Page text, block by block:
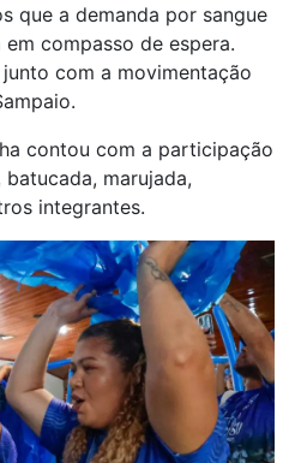
que a demanda por sangue
compasso de espera.
com a movimentação
contou com a participação
marujada,
integrantes.